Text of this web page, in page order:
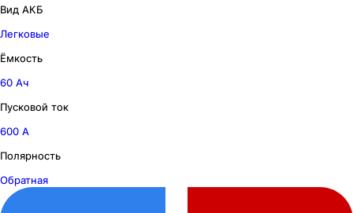
Вид АКБ
Легковые
Ёмкость
60 Ач
Пусковой ток
600 А
Полярность
Обратная